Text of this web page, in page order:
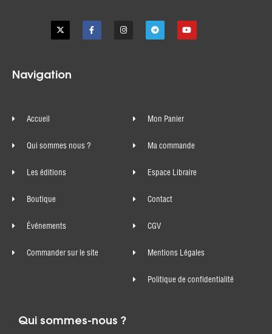
Navigation
Accueil
Qui sommes nous ?
Les éditions
Boutique
Événements
Commander sur le site
Mon Panier
Ma commande
Espace Libraire
Contact
CGV
Mentions Légales
Politique de confidentialité
Qui sommes-nous ?